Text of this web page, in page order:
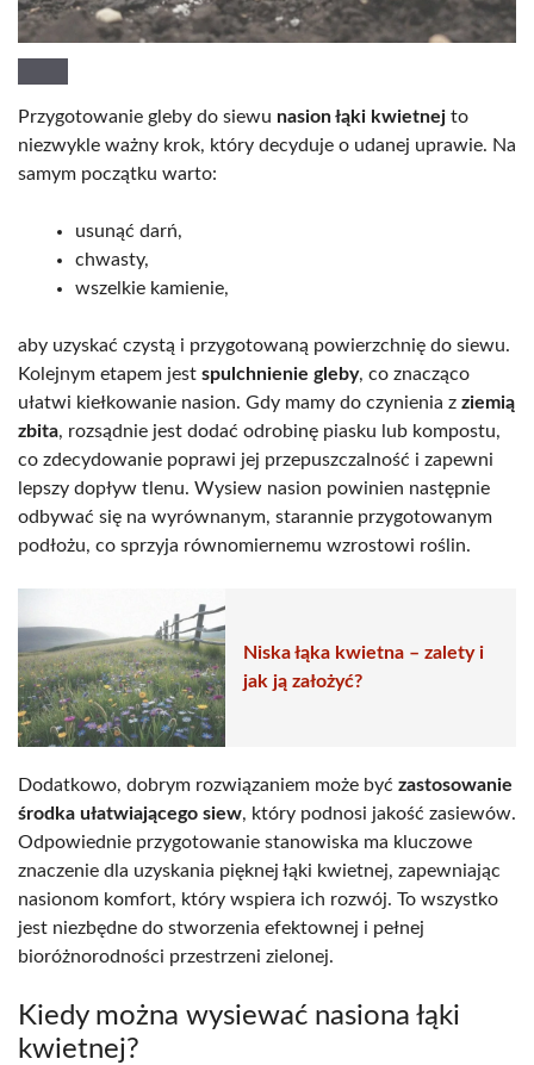
Przygotowanie gleby do siewu nasion łąki kwietnej to
niezwykle ważny krok, który decyduje o udanej uprawie. Na
samym początku warto:
usunąć darń,
chwasty,
wszelkie kamienie,
aby uzyskać czystą i przygotowaną powierzchnię do siewu.
Kolejnym etapem jest spulchnienie gleby, co znacząco
ułatwi kiełkowanie nasion. Gdy mamy do czynienia z ziemią
zbita, rozsądnie jest dodać odrobinę piasku lub kompostu,
co zdecydowanie poprawi jej przepuszczalność i zapewni
lepszy dopływ tlenu. Wysiew nasion powinien następnie
odbywać się na wyrównanym, starannie przygotowanym
podłożu, co sprzyja równomiernemu wzrostowi roślin.
Niska łąka kwietna – zalety i
jak ją założyć?
Dodatkowo, dobrym rozwiązaniem może być zastosowanie
środka ułatwiającego siew, który podnosi jakość zasiewów.
Odpowiednie przygotowanie stanowiska ma kluczowe
znaczenie dla uzyskania pięknej łąki kwietnej, zapewniając
nasionom komfort, który wspiera ich rozwój. To wszystko
jest niezbędne do stworzenia efektownej i pełnej
bioróżnorodności przestrzeni zielonej.
Kiedy można wysiewać nasiona łąki
kwietnej?